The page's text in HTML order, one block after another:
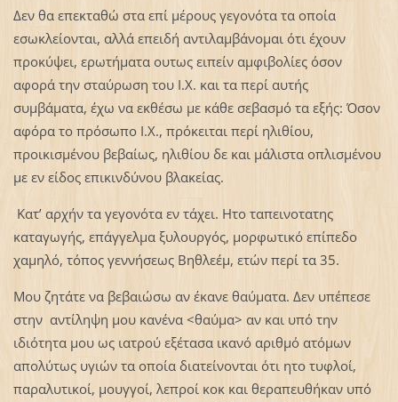
Δεν θα επεκταθώ στα επί μέρους γεγονότα τα οποία
εσωκλείονται, αλλά επειδή αντιλαμβάνομαι ότι έχουν
προκύψει, ερωτήματα ουτως ειπείν αμφιβολίες όσον
αφορά την σταύρωση του Ι.Χ. και τα περί αυτής
συμβάματα, έχω να εκθέσω με κάθε σεβασμό τα εξής: Όσον
αφόρα το πρόσωπο Ι.Χ., πρόκειται περί ηλιθίου,
προικισμένου βεβαίως, ηλιθίου δε και μάλιστα οπλισμένου
με εν είδος επικινδύνου βλακείας.
Κατ’ αρχήν τα γεγονότα εν τάχει. Ητο ταπεινοτατης
καταγωγής, επάγγελμα ξυλουργός, μορφωτικό επίπεδο
χαμηλό, τόπος γεννήσεως Βηθλεέμ, ετών περί τα 35.
Μου ζητάτε να βεβαιώσω αν έκανε θαύματα. Δεν υπέπεσε
στην αντίληψη μου κανένα <θαύμα> αν και υπό την
ιδιότητα μου ως ιατρού εξέτασα ικανό αριθμό ατόμων
απολύτως υγιών τα οποία διατείνονται ότι ητο τυφλοί,
παραλυτικοί, μουγγοί, λεπροί κοκ και θεραπευθήκαν υπό